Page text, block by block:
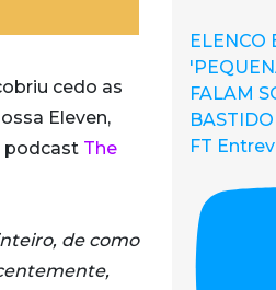
cedo as
Eleven,
podcast The
de como
ELENCO
FALAM
FT